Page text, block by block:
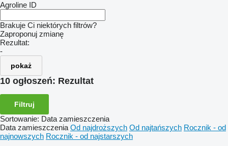
Agroline ID
Brakuje Ci niektórych filtrów?
Zaproponuj zmianę
Rezultat:
-
pokaż
10 ogłoszeń: Rezultat
Filtruj
Sortowanie: Data zamieszczenia
Data zamieszczenia Od najdroższych Od najtańszych Rocznik - od
najnowszych Rocznik - od najstarszych